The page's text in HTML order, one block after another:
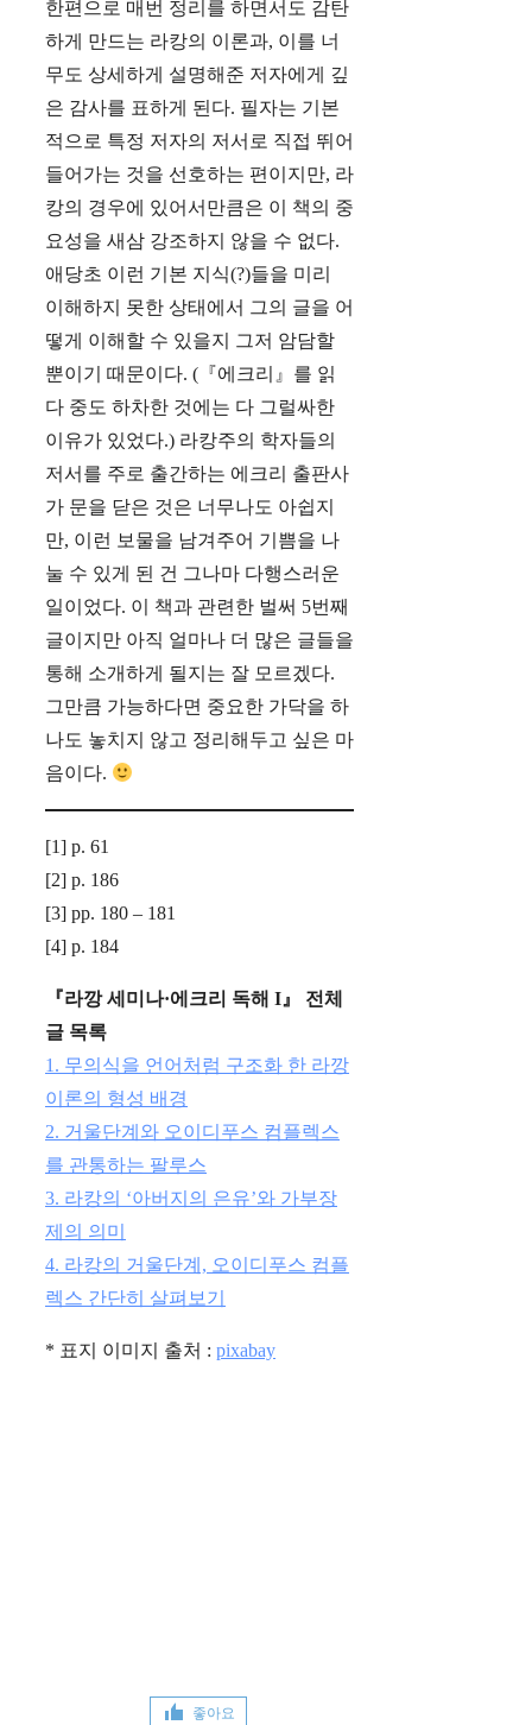
한편으로 매번 정리를 하면서도 감탄
하게 만드는 라캉의 이론과, 이를 너
무도 상세하게 설명해준 저자에게 깊
은 감사를 표하게 된다. 필자는 기본
적으로 특정 저자의 저서로 직접 뛰어
들어가는 것을 선호하는 편이지만, 라
캉의 경우에 있어서만큼은 이 책의 중
요성을 새삼 강조하지 않을 수 없다.
애당초 이런 기본 지식(?)들을 미리
이해하지 못한 상태에서 그의 글을 어
떻게 이해할 수 있을지 그저 암담할
뿐이기 때문이다. (『에크리』를 읽
다 중도 하차한 것에는 다 그럴싸한
이유가 있었다.) 라캉주의 학자들의
저서를 주로 출간하는 에크리 출판사
가 문을 닫은 것은 너무나도 아쉽지
만, 이런 보물을 남겨주어 기쁨을 나
눌 수 있게 된 건 그나마 다행스러운
일이었다. 이 책과 관련한 벌써 5번째
글이지만 아직 얼마나 더 많은 글들을
통해 소개하게 될지는 잘 모르겠다.
그만큼 가능하다면 중요한 가닥을 하
나도 놓치지 않고 정리해두고 싶은 마
음이다.
[1] p. 61
[2] p. 186
[3] pp. 180 – 181
[4] p. 184
『라깡 세미나·에크리 독해 I』 전체
글 목록
1. 무의식을 언어처럼 구조화 한 라깡
이론의 형성 배경
2. 거울단계와 오이디푸스 컴플렉스
를 관통하는 팔루스
3. 라캉의 ‘아버지의 은유’와 가부장
제의 의미
4. 라캉의 거울단계, 오이디푸스 컴플
렉스 간단히 살펴보기
* 표지 이미지 출처 : pixabay
좋아요